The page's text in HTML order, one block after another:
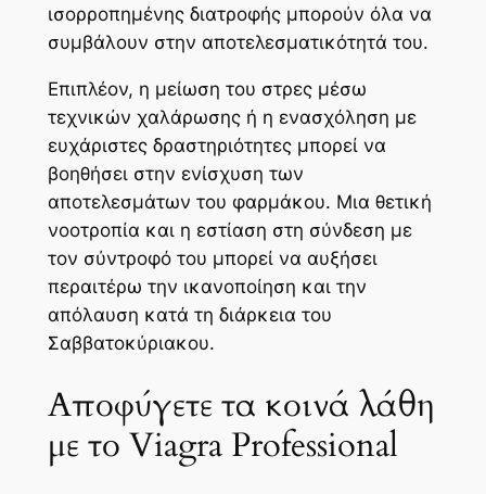
ισορροπημένης διατροφής μπορούν όλα να
συμβάλουν στην αποτελεσματικότητά του.
Επιπλέον, η μείωση του στρες μέσω
τεχνικών χαλάρωσης ή η ενασχόληση με
ευχάριστες δραστηριότητες μπορεί να
βοηθήσει στην ενίσχυση των
αποτελεσμάτων του φαρμάκου. Μια θετική
νοοτροπία και η εστίαση στη σύνδεση με
τον σύντροφό του μπορεί να αυξήσει
περαιτέρω την ικανοποίηση και την
απόλαυση κατά τη διάρκεια του
Σαββατοκύριακου.
Αποφύγετε τα κοινά λάθη
με το Viagra Professional